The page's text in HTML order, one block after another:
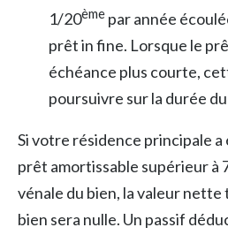
1/20ème par année
prêt in fine. Lorsque le
échéance plus courte,
poursuivre sur la durée
Si votre résidence principale a
prêt amortissable supérieur à
vénale du bien, la valeur nette
bien sera nulle. Un passif